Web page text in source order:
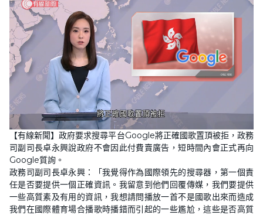
U
n
m
u
t
e
L
o
a
d
e
8
1
.
8
9
%
【有線新聞】政府要求搜尋平台Google將正確國歌置頂被拒，政務
司副司長卓永興說政府不會因此付費賣廣告，短時間內會正式再向
Google質詢。
政務司副司長卓永興：「我覺得作為國際領先的搜尋器，第一個責
任是否要提供一個正確資訊。我留意到他們回覆傳媒，我們要提供
一些高質素及有用的資訊，我想請問播放一首不是國歌出來而造成
我們在國際體育場合播歌時播錯而引起的一些尷尬，這些是否高質